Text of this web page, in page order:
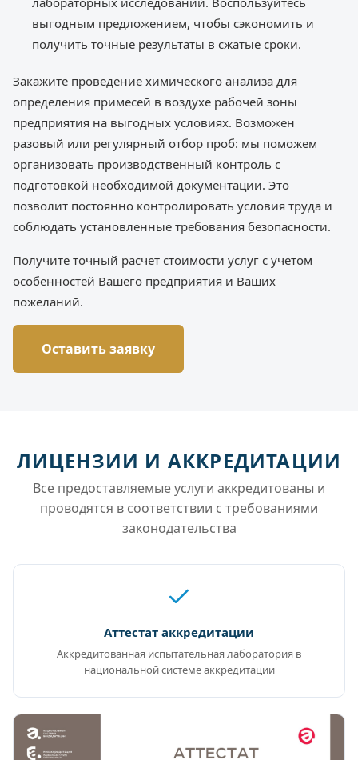
выгодным предложением, чтобы сэкономить и
получить точные результаты в сжатые сроки.
Закажите проведение химического анализа для
определения примесей в воздухе рабочей зоны
предприятия на выгодных условиях. Возможен
разовый или регулярный отбор проб: мы поможем
организовать производственный контроль с
подготовкой необходимой документации. Это
позволит постоянно контролировать условия труда и
соблюдать установленные требования безопасности.
Получите точный расчет стоимости услуг с учетом
особенностей Вашего предприятия и Ваших
пожеланий.
Оставить заявку
ЛИЦЕНЗИИ И АККРЕДИТАЦИИ
Все предоставляемые услуги аккредитованы и
проводятся в соответствии с требованиями
законодательства
Аттестат аккредитации
Аккредитованная испытательная лаборатория в
национальной системе аккредитации